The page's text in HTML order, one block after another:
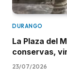
DURANGO
La Plaza del
conservas,
23/07/2026